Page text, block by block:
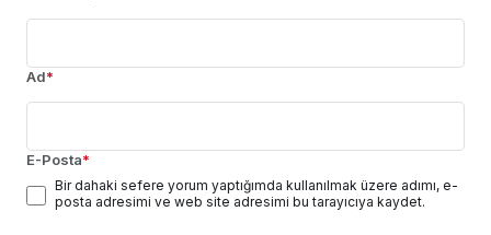
Ad*
E-Posta*
Bir dahaki sefere yorum yaptığımda kullanılmak üzere adımı, e-
posta adresimi ve web site adresimi bu tarayıcıya kaydet.